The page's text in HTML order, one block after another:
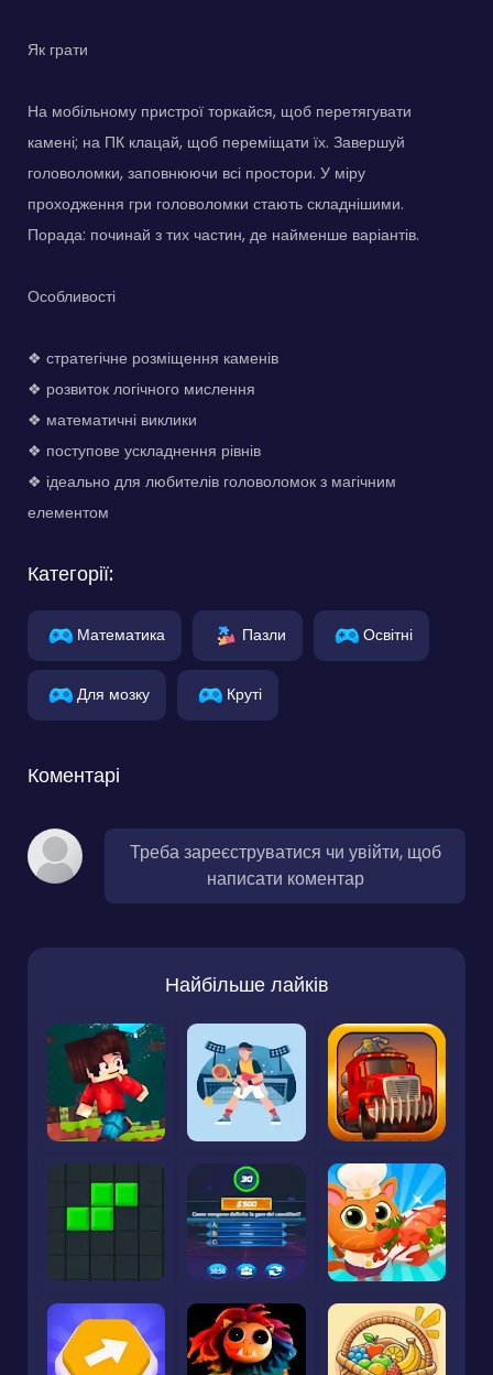
Як грати
На мобільному пристрої торкайся, щоб перетягувати
камені; на ПК клацай, щоб переміщати їх. Завершуй
головоломки, заповнюючи всі простори. У міру
проходження гри головоломки стають складнішими.
Порада: починай з тих частин, де найменше варіантів.
Особливості
❖ стратегічне розміщення каменів
❖ розвиток логічного мислення
❖ математичні виклики
❖ поступове ускладнення рівнів
❖ ідеально для любителів головоломок з магічним
елементом
Категорії:
Математика Пазли Освітні
Для мозку Круті
Коментарі
Треба зареєструватися чи увійти, щоб
написати коментар
Найбільше лайків